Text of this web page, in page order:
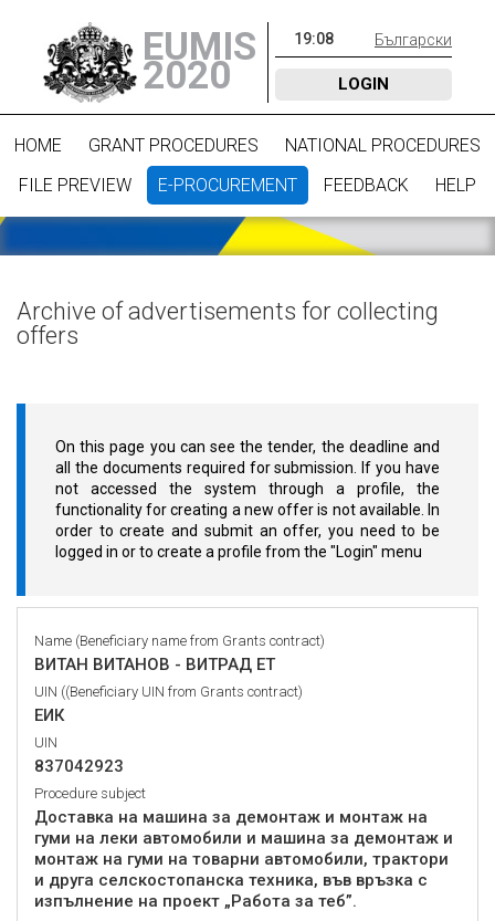
EUMIS
2020
19:08 Български
LOGIN
HOME GRANT PROCEDURES
NATIONAL PROCEDURES
FILE PREVIEW
E-PROCUREMENT FEEDBACK HELP
Archive of advertisements for collecting
offers
On this page you can see the tender, the deadline and
all the documents required for submission. If you have
not accessed the system through a profile, the
functionality for creating a new offer is not available. In
order to create and submit an offer, you need to be
logged in or to create a profile from the "Login" menu
Name (Beneficiary name from Grants contract)
ВИТАН ВИТАНОВ - ВИТРАД ЕТ
UIN ((Beneficiary UIN from Grants contract)
ЕИК
UIN
837042923
Procedure subject
Доставка на машина за демонтаж и монтаж на
гуми на леки автомобили и машина за демонтаж и
монтаж на гуми на товарни автомобили, трактори
и друга селскостопанска техника, във връзка с
изпълнение на проект „Работа за теб”.